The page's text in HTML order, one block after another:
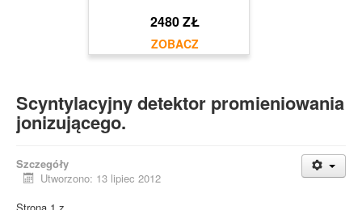
2480 ZŁ
Scyntylacyjny detektor promieniowania
jonizującego.
Szczegóły
Utworzono: 13 lipiec 2012
Strona 1 z